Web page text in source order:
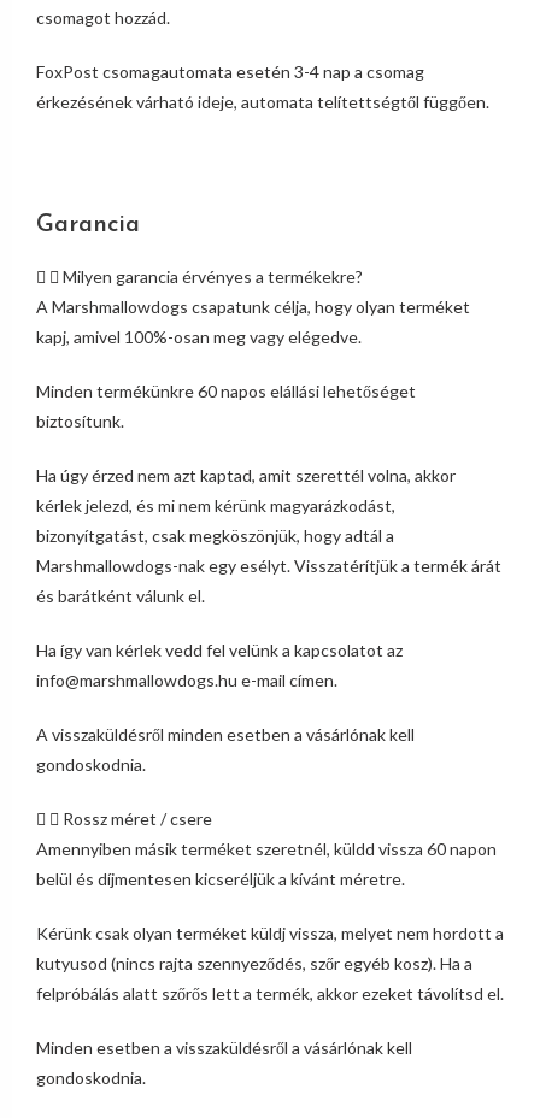
csomagot hozzád.
FoxPost csomagautomata esetén 3-4 nap a csomag
érkezésének várható ideje, automata telítettségtől függően.
Garancia
Milyen garancia érvényes a termékekre?
A Marshmallowdogs csapatunk célja, hogy olyan terméket
kapj, amivel 100%-osan meg vagy elégedve.
Minden termékünkre 60 napos elállási lehetőséget
biztosítunk.
Ha úgy érzed nem azt kaptad, amit szerettél volna, akkor
kérlek jelezd, és mi nem kérünk magyarázkodást,
bizonyítgatást, csak megköszönjük, hogy adtál a
Marshmallowdogs-nak egy esélyt. Visszatérítjük a termék árát
és barátként válunk el.
Ha így van kérlek vedd fel velünk a kapcsolatot az
info@marshmallowdogs.hu e-mail címen.
A visszaküldésről minden esetben a vásárlónak kell
gondoskodnia.
Rossz méret / csere
Amennyiben másik terméket szeretnél, küldd vissza 60 napon
belül és díjmentesen kicseréljük a kívánt méretre.
Kérünk csak olyan terméket küldj vissza, melyet nem hordott a
kutyusod (nincs rajta szennyeződés, szőr egyéb kosz). Ha a
felpróbálás alatt szőrős lett a termék, akkor ezeket távolítsd el.
Minden esetben a visszaküldésről a vásárlónak kell
gondoskodnia.